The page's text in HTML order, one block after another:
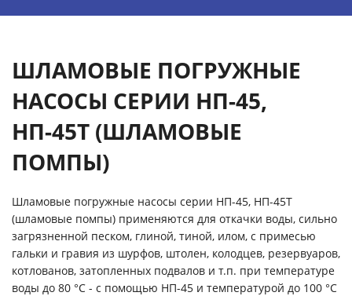
ШЛАМОВЫЕ ПОГРУЖНЫЕ
НАСОСЫ СЕРИИ НП-45,
НП-45Т (ШЛАМОВЫЕ
ПОМПЫ)
Шламовые погружные насосы серии НП-45, НП-45Т
(шламовые помпы) применяются для откачки воды, сильно
загрязненной песком, глиной, тиной, илом, с примесью
гальки и гравия из шурфов, штолен, колодцев, резервуаров,
котлованов, затопленных подвалов и т.п. при температуре
воды до 80 °C - с помощью НП-45 и температурой до 100 °C